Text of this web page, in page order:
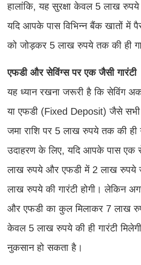
हालांकि, यह सुरक्षा केवल 5 लाख रुपये
यदि आपके पास विभिन्न बैंक खातों में
को जोड़कर 5 लाख रुपये तक की ही
एफडी और सेविंग्स पर एक जैसी गारंटी
यह ध्यान रखना जरूरी है कि सेविंग
या एफडी (Fixed Deposit) जैसे
जमा राशि पर 5 लाख रुपये तक की ही
उदाहरण के लिए, यदि आपके पास एक
लाख रुपये और एफडी में 2 लाख रुपये
लाख रुपये की गारंटी होगी। लेकिन
और एफडी का कुल मिलाकर 7 लाख
केवल 5 लाख रुपये की ही गारंटी
नुकसान हो सकता है।